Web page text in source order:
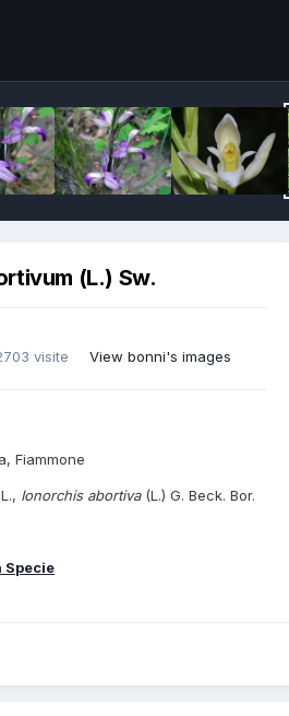
(L.) Sw.
visite View bonni's images
Fiammone
L., Ionorchis abortiva (L.) G. Beck. Bor.
Specie